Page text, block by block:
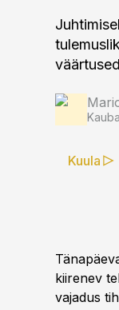
Kuula
kiirenev
vajadus